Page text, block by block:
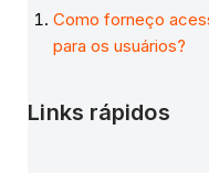
Como forneço
para os usuários?
Links rápidos